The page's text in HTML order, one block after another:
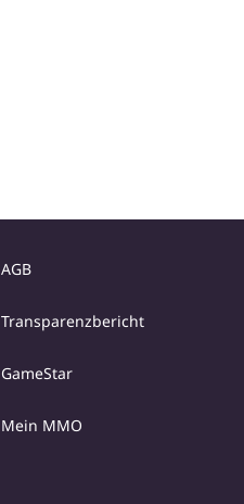
AGB
Transparenzbericht
GameStar
Mein MMO